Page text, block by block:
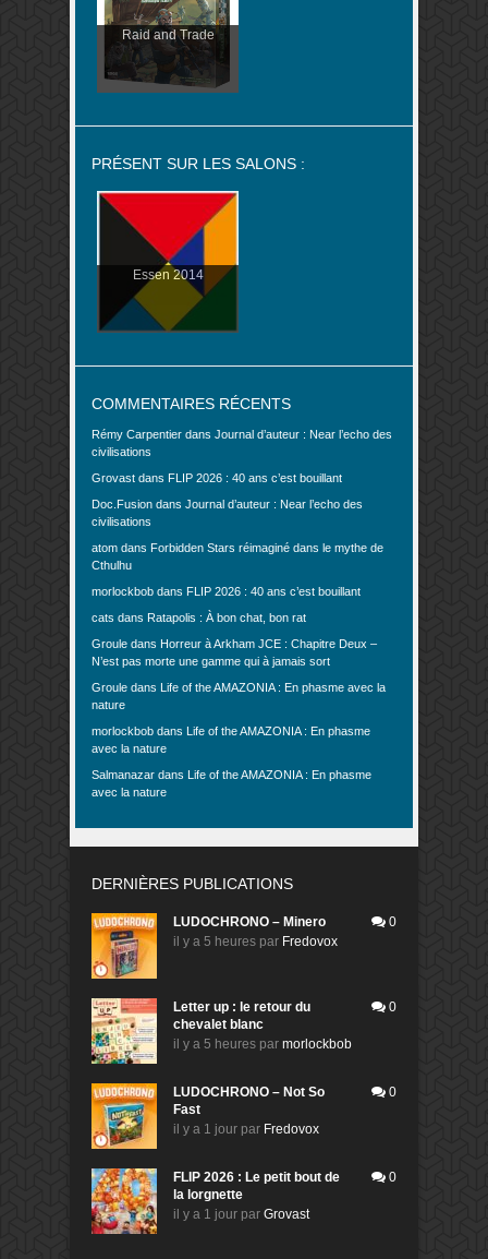
Raid and Trade
PRÉSENT SUR LES SALONS :
Essen 2014
COMMENTAIRES RÉCENTS
Rémy Carpentier dans Journal d’auteur : Near l’echo des
civilisations
Grovast dans FLIP 2026 : 40 ans c’est bouillant
Doc.Fusion dans Journal d’auteur : Near l’echo des
civilisations
atom dans Forbidden Stars réimaginé dans le mythe de
Cthulhu
morlockbob dans FLIP 2026 : 40 ans c’est bouillant
cats dans Ratapolis : À bon chat, bon rat
Groule dans Horreur à Arkham JCE : Chapitre Deux –
N’est pas morte une gamme qui à jamais sort
Groule dans Life of the AMAZONIA : En phasme avec la
nature
morlockbob dans Life of the AMAZONIA : En phasme
avec la nature
Salmanazar dans Life of the AMAZONIA : En phasme
avec la nature
DERNIÈRES PUBLICATIONS
LUDOCHRONO – Minero
il y a 5 heures par Fredovox
0
Letter up : le retour du
chevalet blanc
il y a 5 heures par morlockbob
0
LUDOCHRONO – Not So
Fast
il y a 1 jour par Fredovox
0
FLIP 2026 : Le petit bout de
la lorgnette
il y a 1 jour par Grovast
0